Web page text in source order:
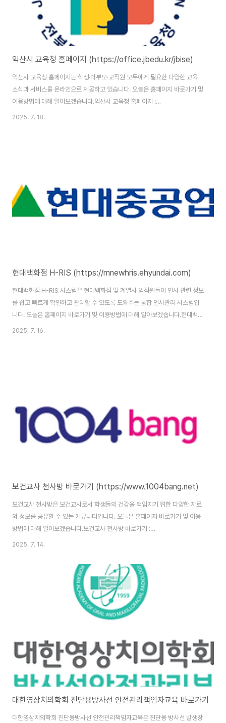
익산시 교육청 홈페이지 (https://office.jbedu.kr/jbise)
익산시 교육청 홈페이지는 학생·학부모·교직원 모두에게 필요한 다양한 교육
소식과 서비스를 온라인으로 제공하고 있습니다. 오늘은 홈페이지 바로가기 및
이용방법에 대해 알아보겠습니다.익산시 교육청 홈페이지 :
https://office.jbedu.kr/jbise/ 익산시 교육청 홈페이지 바로가기 익산시 교
는 최신 공지사..
2025. 7. 18.
현대백화점 H-RIS (https://mnewhris.ehyundai.com)
현대백화점 H-RIS 시스템은 현대백화점 및 계열사 임직원들이 인사 관련 정보
를 쉽고 빠르게 확인하고 관리할 수 있도록 도와주는 통합 인사관리 시스템입
니다. 오늘은 홈페이지 바로가기 및 이용방법에 대해 알아보겠습니다.현대백화
점 H-RIS : https://mnewhris.ehyundai.com/nx-mbl/ 현대백화점 H-
2025. 7. 16.
보건교사 천사방 바로가기 (https://www.1004bang.net)
보건교사 천사방은 보건교사로서 학생들의 건강을 책임지기 위한 다양한 자료
와 정보를 공유할 수 있는 커뮤니티입니다. 오늘은 홈페이지 바로가기 및 이용
방법에 대해 알아보겠습니다.보건교사 천사방 바로가기 :
https://www.1004bang.net/ 보건교사 천사방 바로가기 보건교사 천사방
위해서는 본인인증을 통한 회원가입을 완료해야 합니다. 천사방이란?'천사
방'은 '참여보건연구회'에서 운영하는 보건교사 전용 커뮤니티 사이트입니다.
이곳에서는 보건교육 자료, 업무 서식, 연수 자료 등 다양한 콘텐츠를 제공하며,
보건교사들 간의 정보 교류와 소통의 장으로 활용되고 있습니다. 특히, 학교 현
2025. 7. 14.
대한영상치의학회 진단용방사선 안전관리책임자교육 바로가기
대한영상치의학회 진단용방사선 안전관리책임자교육은 진단용 방사선 발생장